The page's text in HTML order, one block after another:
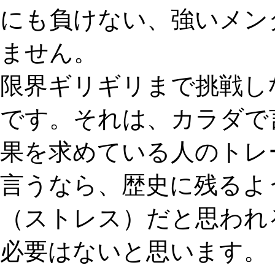
にも負けない、強いメ
ません。
限界ギリギリまで挑戦
です。それは、カラダ
果を求めている人のト
言うなら、歴史に残る
（ストレス）だと思わ
必要はないと思います。